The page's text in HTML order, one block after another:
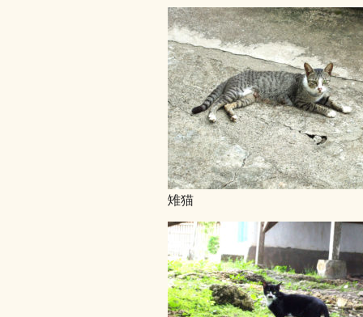
雉猫